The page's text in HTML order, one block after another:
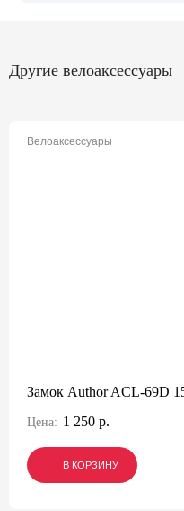
Другие велоаксессуары
Велоаксессуары
Замок Author ACL-69D
Цена: 1 250 р.
В КОРЗИНУ
В КОРЗИНУ
В КОРЗИНУ